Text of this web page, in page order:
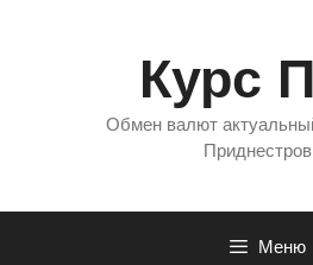
Курс
Обмен валют
Меню